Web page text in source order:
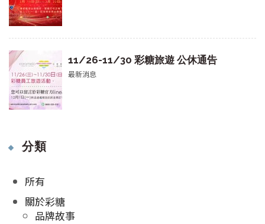
11/26-11/30 彩糖旅遊 公休通告
最新消息
分類
所有
關於彩糖
品牌故事